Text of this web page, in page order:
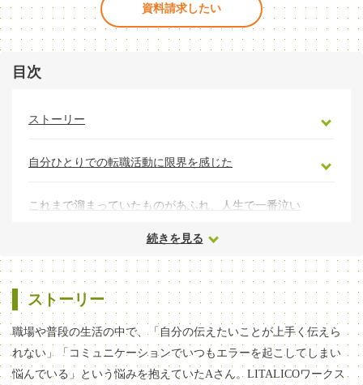
資料請求したい
目次
ストーリー
自分ひとりでの転職活動に限界を感じた
これまで溜まっていたものがあふれ、人生で一番泣い
「素の自分」でいられることが何より嬉しい
LITALICOワークスは「社会に出る前の準備運動」
企業からのコメント
続きを見る
ストーリー
職場や普段の生活の中で、「自分の伝えたいことが上手く伝えら
れない」「コミュニケーションでいつもエラーを起こしてしまい
悩んでいる」という悩みを抱えていたAさん。LITALICOワークス